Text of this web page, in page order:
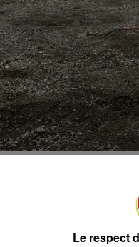
est imminent !
Évoqué depuis de
parkings, dont 25
Le respect